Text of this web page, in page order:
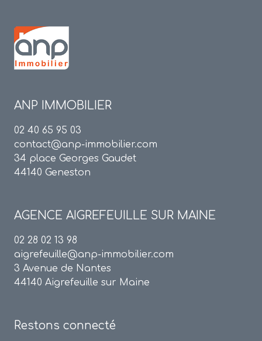
ANP IMMOBILIER
02 40 65 95 03
contact@anp-immobilier.com
34 place Georges Gaudet
44140 Geneston
AGENCE AIGREFEUILLE SUR MAINE
02 28 02 13 98
aigrefeuille@anp-immobilier.com
3 Avenue de Nantes
44140 Aigrefeuille sur Maine
Restons connecté